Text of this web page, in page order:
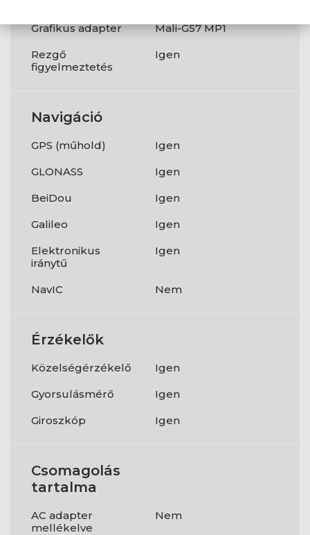
Grafikus adapter
Mali-G57 MP1
Rezgő
figyelmeztetés
Igen
Navigáció
GPS (műhold)
Igen
GLONASS
Igen
BeiDou
Igen
Galileo
Igen
Elektronikus
iránytű
Igen
NavIC Nem
Érzékelők
Közelségérzékelő
Igen
Gyorsulásmérő
Igen
Giroszkóp
Igen
Csomagolás
tartalma
AC adapter
mellékelve
Nem